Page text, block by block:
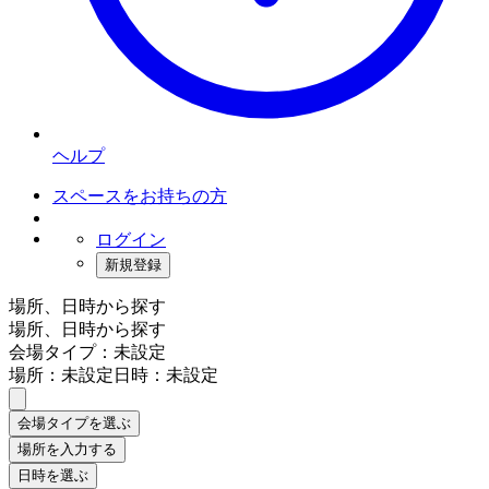
ヘルプ
スペースをお持ちの方
ログイン
新規登録
場所、日時から探す
場所、日時から探す
会場タイプ：未設定
場所：未設定日時：未設定
会場タイプを選ぶ
場所を入力する
日時を選ぶ